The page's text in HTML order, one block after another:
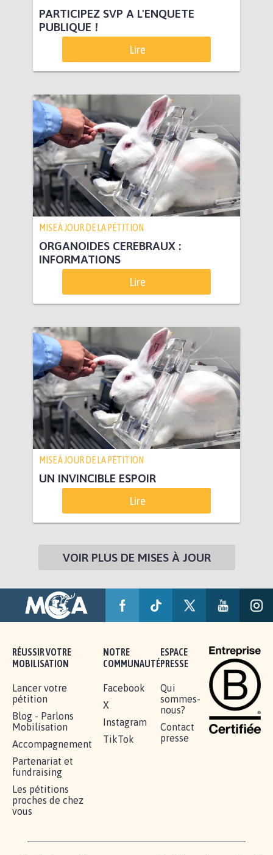
PARTICIPEZ SVP A L'ENQUETE
PUBLIQUE !
Lire
MISE À JOUR DE LA PÉTITION
ORGANOIDES CEREBRAUX :
INFORMATIONS
Lire
MISE À JOUR DE LA PÉTITION
UN INVINCIBLE ESPOIR
Lire
VOIR PLUS DE MISES À JOUR
RÉUSSIR VOTRE
MOBILISATION
Lancer votre
pétition
Blog - Parlons
Mobilisation
Accompagnement
Partenariat et
fundraising
Les pétitions
proches de chez
vous
NOTRE
COMMUNAUTÉ
Facebook
X
Instagram
TikTok
ESPACE
PRESSE
Qui
sommes-
nous?
Contact
presse